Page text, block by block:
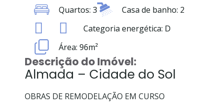
Quartos: 3
Casa de banho: 2
Categoria energética: D
Área: 96m²
Descrição do Imóvel:
Almada – Cidade do Sol
OBRAS DE REMODELAÇÃO EM CURSO